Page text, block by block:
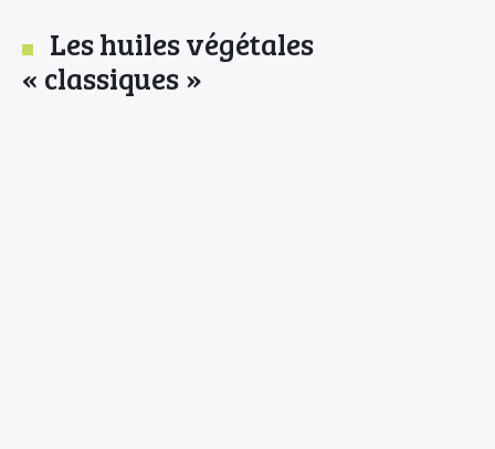
Les huiles végétales
« classiques »